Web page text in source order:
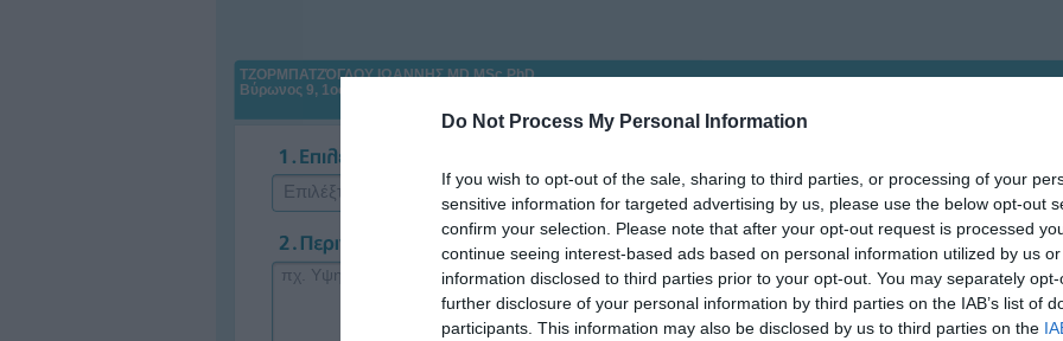
Do Not Process My Personal Information
If you wish to opt-out of the sale, sharing to third parties, or processing of your
sensitive information for targeted advertising by us, please use the below opt-out
confirm your selection. Please note that after your opt-out request is processed
continue seeing interest-based ads based on personal information utilized by us
information disclosed to third parties prior to your opt-out. You may separately
further disclosure of your personal information by third parties on the IAB’s list of
participants. This information may also be disclosed by us to third parties on the
ΤΖΟΡΜΠΑΤΖΌΓΛΟΥ ΙΩΑΝΝΗΣ MD MSc PhD
Βύρωνος 9, 1ος όροφος, Λαμία, 35132, ΦΘΙΩΤΙΔΑΣ
Επιλέξτε Ασφαλιστικό Ταμείο
15:00
15:30
16:00
16:30
17:00
17:30